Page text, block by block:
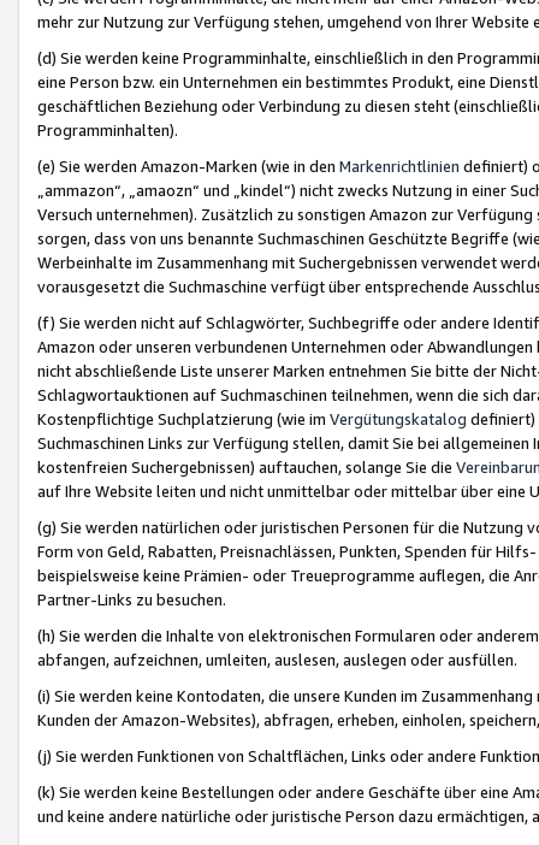
mehr zur Nutzung zur Verfügung stehen, umgehend von Ihrer
(d) Sie werden keine Programminhalte, einschließlich in den
eine Person bzw. ein Unternehmen ein bestimmtes Produkt, eine
geschäftlichen Beziehung oder Verbindung zu diesen steht
Programminhalten).
(e) Sie werden Amazon-Marken (wie in den Markenrichtlinien definiert)
„ammazon“, „amaozn“ und „kindel“) nicht zwecks Nutzung in einer
Versuch unternehmen). Zusätzlich zu sonstigen Amazon zur
sorgen, dass von uns benannte Suchmaschinen Geschützte Begriffe
Werbeinhalte im Zusammenhang mit Suchergebnissen verwendet
vorausgesetzt die Suchmaschine verfügt über entsprechende
(f) Sie werden nicht auf Schlagwörter, Suchbegriffe oder andere
Amazon oder unseren verbundenen Unternehmen oder
nicht abschließende Liste unserer Marken entnehmen Sie bitte der
Schlagwortauktionen auf Suchmaschinen teilnehmen, wenn die sich
Kostenpflichtige Suchplatzierung (wie im Vergütungskatalog definiert)
Suchmaschinen Links zur Verfügung stellen, damit Sie bei
kostenfreien Suchergebnissen) auftauchen, solange Sie die
auf Ihre Website leiten und nicht unmittelbar oder mittelbar über eine
(g) Sie werden natürlichen oder juristischen Personen für die Nutzung
Form von Geld, Rabatten, Preisnachlässen, Punkten, Spenden für
beispielsweise keine Prämien- oder Treueprogramme auflegen, die
Partner-Links zu besuchen.
(h) Sie werden die Inhalte von elektronischen Formularen oder
abfangen, aufzeichnen, umleiten, auslesen, auslegen oder ausfüllen.
(i) Sie werden keine Kontodaten, die unsere Kunden im
Kunden der Amazon-Websites), abfragen, erheben, einholen,
(j) Sie werden Funktionen von Schaltflächen, Links oder andere
(k) Sie werden keine Bestellungen oder andere Geschäfte über eine
und keine andere natürliche oder juristische Person dazu